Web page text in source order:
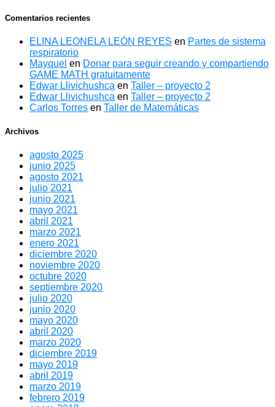
Comentarios recientes
ELINA LEONELA LEÓN REYES en Partes de sistema
respiratorio
Mayquel en Donar para seguir creando y compartiendo
GAME MATH gratuitamente
Edwar Llivichushca en Taller – proyecto 2
Edwar Llivichushca en Taller – proyecto 2
Carlos Torres en Taller de Matemáticas
Archivos
agosto 2025
junio 2025
agosto 2021
julio 2021
junio 2021
mayo 2021
abril 2021
marzo 2021
enero 2021
diciembre 2020
noviembre 2020
octubre 2020
septiembre 2020
julio 2020
junio 2020
mayo 2020
abril 2020
marzo 2020
diciembre 2019
mayo 2019
abril 2019
marzo 2019
febrero 2019